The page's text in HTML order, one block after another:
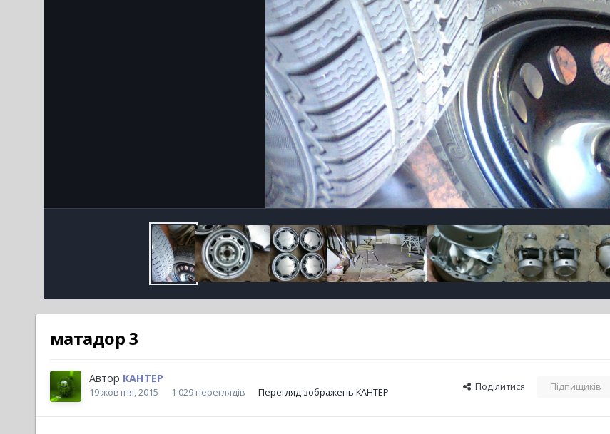
матадор 3
Автор КАНТЕР
19 жовтня, 2015 1 029 переглядів Перегляд зображень КАНТЕР Поділитися Підпищиків